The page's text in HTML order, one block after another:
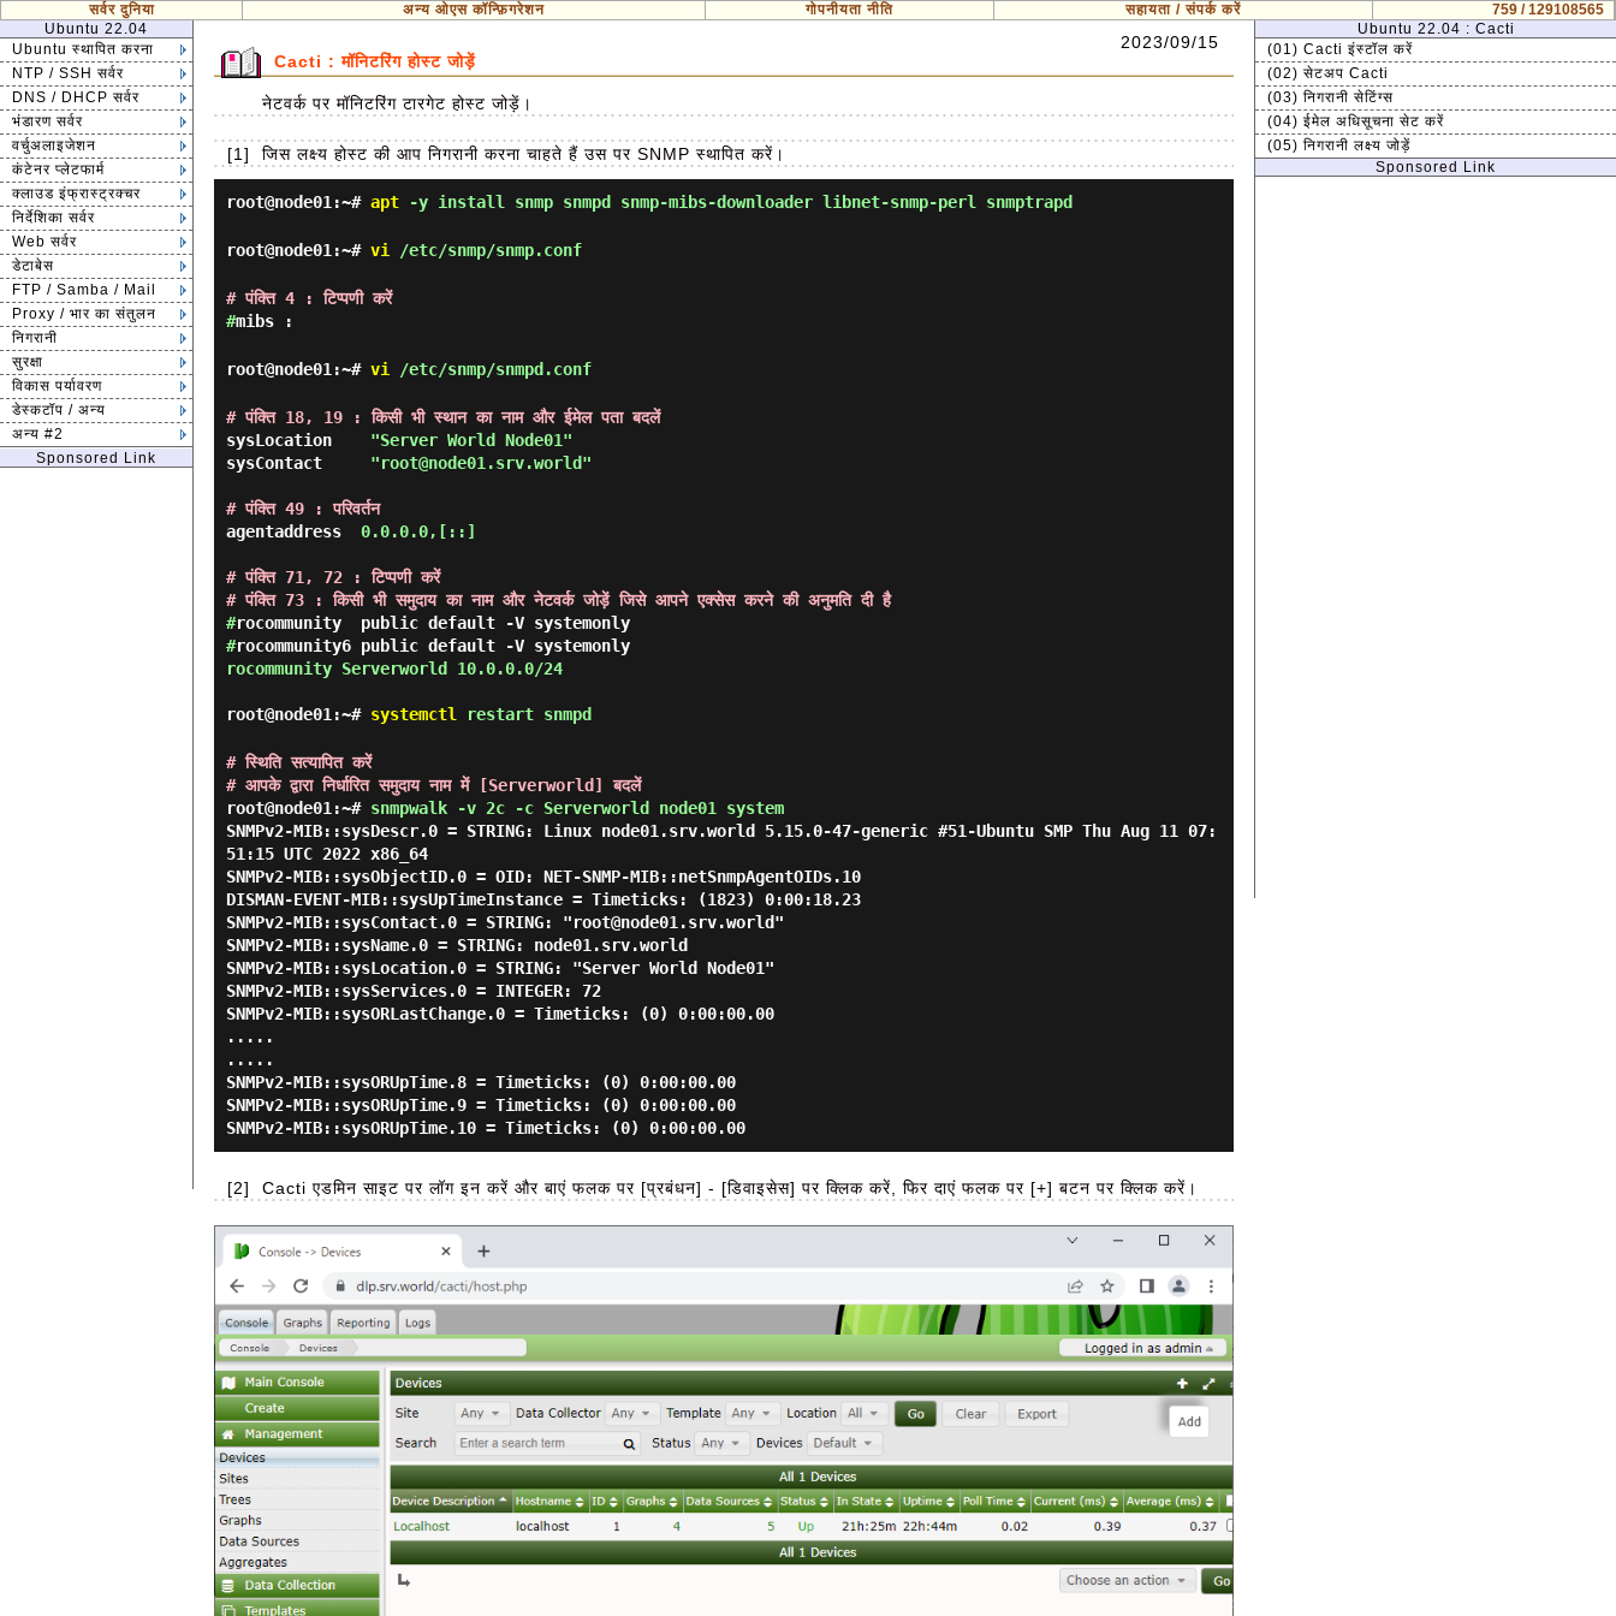
सर्वर दुनिया अन्य ओएस कॉन्फ़िगरेशन गोपनीयता नीति सहायता / संपर्क करें
759 / 129108565
Ubuntu 22.04
Ubuntu स्थापित करना
NTP / SSH सर्वर
DNS / DHCP सर्वर
भंडारण सर्वर
वर्चुअलाइजेशन
कंटेनर प्लेटफार्म
क्लाउड इंफ्रास्ट्रक्चर
निर्देशिका सर्वर
Web सर्वर
डेटाबेस
FTP / Samba / Mail
Proxy / भार का संतुलन
निगरानी
सुरक्षा
विकास पर्यावरण
डेस्कटॉप / अन्य
अन्य #2
Sponsored Link
Cacti : मॉनिटरिंग होस्ट जोड़ें
2023/09/15
नेटवर्क पर मॉनिटरिंग टारगेट होस्ट जोड़ें।
[1] जिस लक्ष्य होस्ट की आप निगरानी करना चाहते हैं उस पर SNMP स्थापित करें।
root@node01:~# apt -y install snmp snmpd snmp-mibs-downloader libnet-snmp-perl snmptrapd
root@node01:~# vi /etc/snmp/snmp.conf
# पंक्ति 4 : टिप्पणी करें
#mibs :
root@node01:~# vi /etc/snmp/snmpd.conf
# पंक्ति 18, 19 : किसी भी स्थान का नाम और ईमेल पता बदलें
sysLocation "Server World Node01"
sysContact "root@node01.srv.world"
# पंक्ति 49 : परिवर्तन
agentaddress 0.0.0.0,[::]
# पंक्ति 71, 72 : टिप्पणी करें
# पंक्ति 73 : किसी भी समुदाय का नाम और नेटवर्क जोड़ें जिसे आपने एक्सेस करने की अनुमति दी है
#
#
rocommunity Serverworld 10.0.0.0/24
root@node01:~# systemctl restart snmpd
# स्थिति सत्यापित करें
# आपके द्वारा निर्धारित समुदाय नाम में [Serverworld] बदलें
root@node01:~# snmpwalk -v 2c -c Serverworld node01 system
SNMPv2-MIB::sysDescr.0 = STRING: Linux node01.srv.world 5.15.0-47-generic #51-Ubuntu SMP Thu Aug 11 07:
51:15 UTC 2022 x86_64
SNMPv2-MIB::sysObjectID.0 = OID: NET-SNMP-MIB::netSnmpAgentOIDs.10
DISMAN-EVENT-MIB::sysUpTimeInstance = Timeticks: (1823) 0:00:18.23
SNMPv2-MIB::sysContact.0 = STRING: "root@node01.srv.world"
SNMPv2-MIB::sysName.0 = STRING: node01.srv.world
SNMPv2-MIB::sysLocation.0 = STRING: "Server World Node01"
SNMPv2-MIB::sysServices.0 = INTEGER: 72
SNMPv2-MIB::sysORLastChange.0 = Timeticks: (0) 0:00:00.00
.....
.....
SNMPv2-MIB::sysORUpTime.8 = Timeticks: (0) 0:00:00.00
SNMPv2-MIB::sysORUpTime.9 = Timeticks: (0) 0:00:00.00
[2] Cacti एडमिन साइट पर लॉग इन करें और बाएं फलक पर [प्रबंधन] - [डिवाइसेस] पर क्लिक करें, फिर दाएं फलक पर [+] बटन पर क्लिक करें।
Ubuntu 22.04 : Cacti
(01) Cacti इंस्टॉल करें
(02) सेटअप Cacti
(03) निगरानी सेटिंग्स
(04) ईमेल अधिसूचना सेट करें
(05) निगरानी लक्ष्य जोड़ें
Sponsored Link